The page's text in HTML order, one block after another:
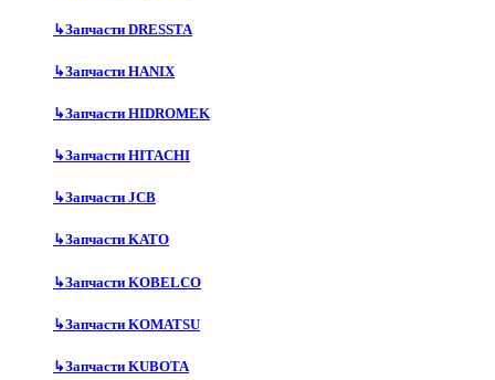
↳Запчасти DRESSTA
↳Запчасти HANIX
↳Запчасти HIDROMEK
↳Запчасти HITACHI
↳Запчасти JCB
↳Запчасти KATO
↳Запчасти KOBELCO
↳Запчасти KOMATSU
↳Запчасти KUBOTA